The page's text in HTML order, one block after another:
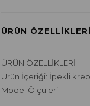
ÜRÜN ÖZELLIKLERI
ÜRÜN ÖZELLİKLERİ
Ürün İçeriği: İpekli
Model Ölçüleri: